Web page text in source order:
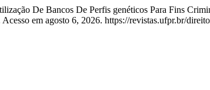
De Bancos De Perfis genéticos Para Fins
em agosto 6, 2026. https://revistas.ufpr.br/